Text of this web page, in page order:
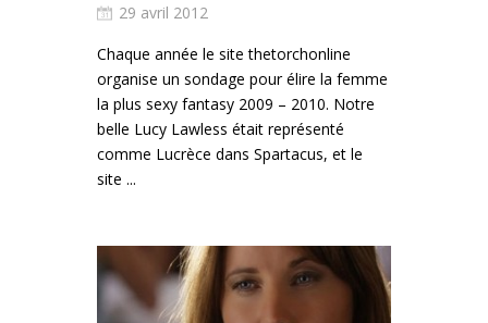
29 avril 2012
Chaque année le site thetorchonline
organise un sondage pour élire la femme
la plus sexy fantasy 2009 – 2010. Notre
belle Lucy Lawless était représenté
comme Lucrèce dans Spartacus, et le
site ...